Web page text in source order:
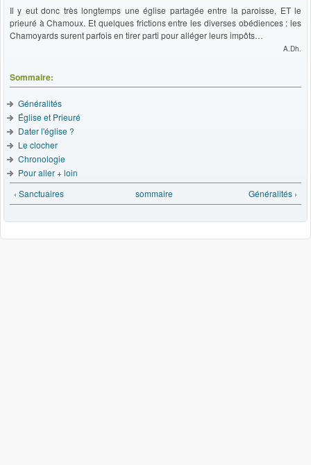
Il y eut donc très longtemps une église partagée entre la paroisse, ET le
prieuré à Chamoux. Et quelques frictions entre les diverses obédiences : les
Chamoyards surent parfois en tirer parti pour alléger leurs impôts…
A.Dh.
Sommaire:
Généralités
Église et Prieuré
Dater l'église ?
Le clocher
Chronologie
Pour aller + loin
‹ Sanctuaires
sommaire Généralités ›